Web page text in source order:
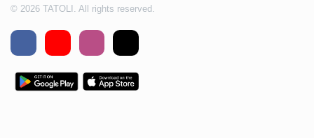
© 2026 TATOLI. All rights reserved.